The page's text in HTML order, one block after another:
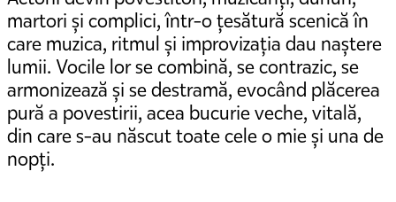
martori și complici, într-o țesătură scenică în
care muzica, ritmul și improvizația dau naștere
lumii. Vocile lor se combină, se contrazic, se
armonizează și se destramă, evocând plăcerea
pură a povestirii, acea bucurie veche, vitală,
din care s-au născut toate cele o mie și una de
nopți.